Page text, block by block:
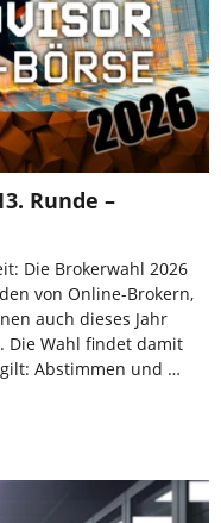
Runde –
Die Brokerwahl 2026
von Online-Brokern,
auch dieses Jahr
Wahl findet damit
Abstimmen und …